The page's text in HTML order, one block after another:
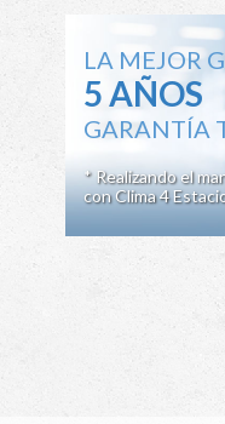
LA MEJOR
5 AÑOS
GARANTÍA
* Realizando el
con Clima 4